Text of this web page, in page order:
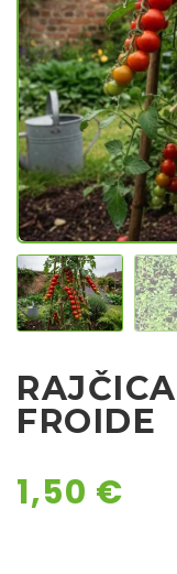
UKRASNE
HORTENZIJE
LJEKOVITO I
VOĆE /
Sjeme
Sjeme
Rajčice
Chili
Ostalo
FROIDE
1,50 €